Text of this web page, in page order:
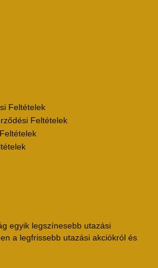
Feltételek
Feltételek
egyik legszínesebb utazási
a legfrissebb utazási akciókról és